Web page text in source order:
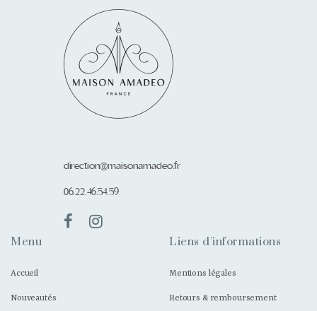
direction@maisonamadeo.fr
06.22.46.54.59
Menu
Accueil
Nouveautés
Liens d'informations
Mentions légales
Retours & remboursement